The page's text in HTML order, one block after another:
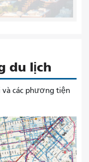
du lịch
và các phương tiện